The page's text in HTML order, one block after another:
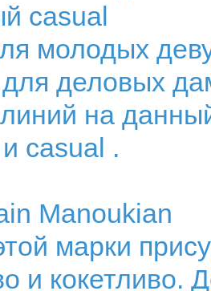
casual
молодых
деловых
на
casual .
Manoukian
марки
и